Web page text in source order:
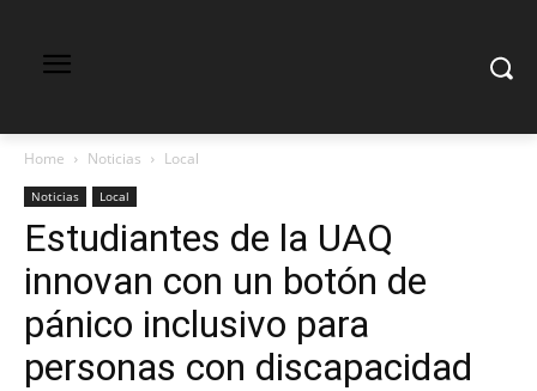
Home Noticias Local
Noticias Local
Estudiantes de la UAQ
innovan con un botón de
pánico inclusivo para
personas con discapacidad